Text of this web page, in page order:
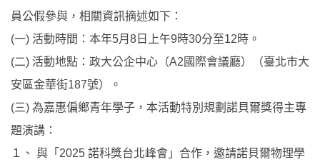
員公假參與，相關資訊摘述如下：
(一) 活動時間：本年5月8日上午9時30分至12時。
(二) 活動地點：政大公企中心（A2國際會議廳）（臺北市大
安區金華街187號）。
(三) 為嘉惠偏鄉青年學子，本活動特別規劃諾貝爾獎得主專
題演講：
１、 與「2025 諾科獎台北峰會」合作，邀請諾貝爾物理學